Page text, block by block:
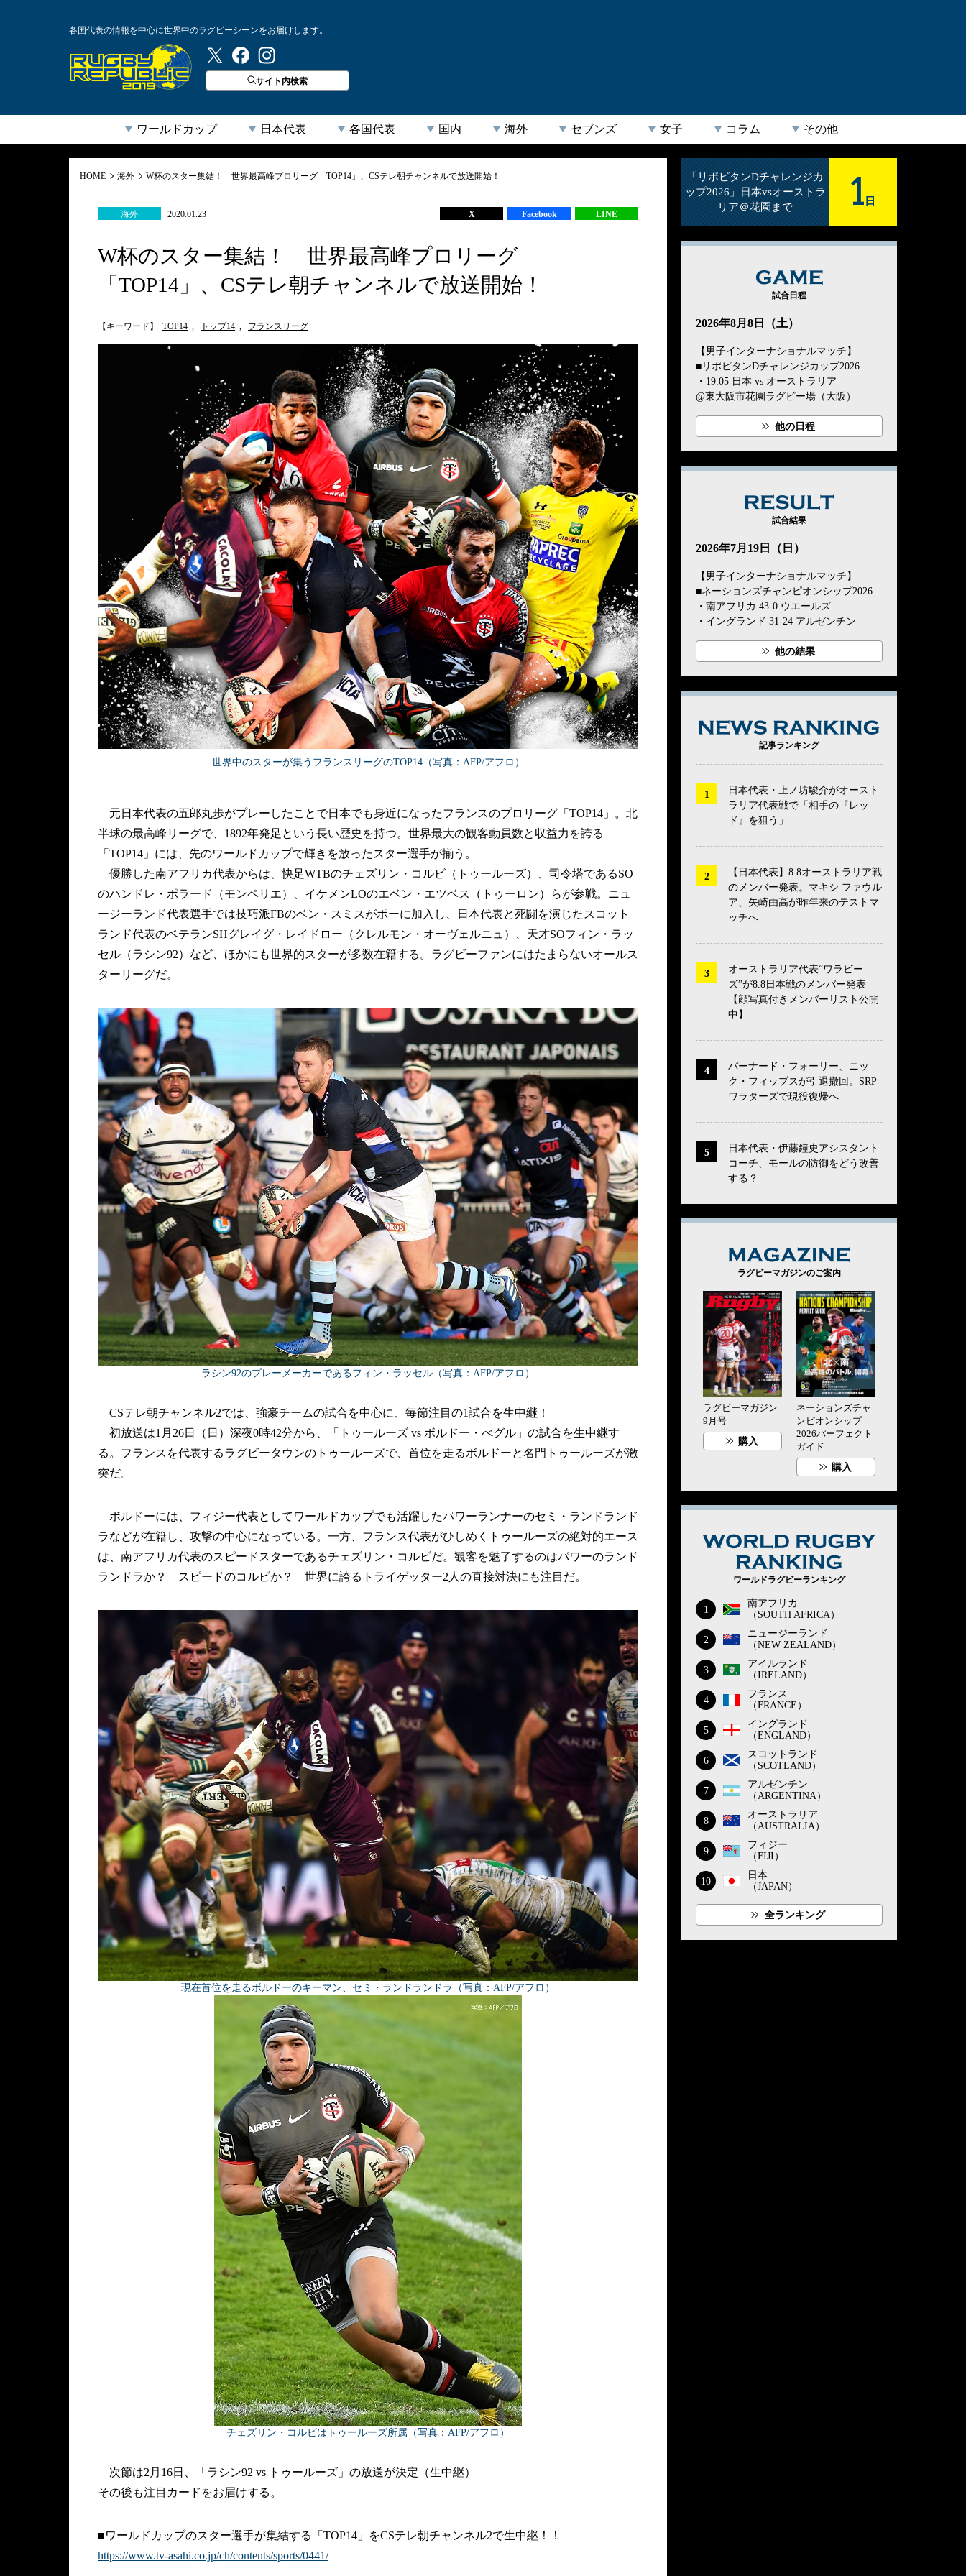
各国代表の情報を中心に世界中のラグビーシーンをお届けします。
ラグビーリパブリック
サイト内検索
ワールドカップ 日本代表 各国代表 国内 海外 セブンズ 女子 コラム その他
HOME 海外 W杯のスター集結！ 世界最高峰プロリーグ「TOP14」、CSテレ朝チャンネルで放送開始！
海外 2020.01.23 X Facebook LINE
W杯のスター集結！ 世界最高峰プロリーグ
「TOP14」、CSテレ朝チャンネルで放送開始！
【キーワード】 TOP14 , トップ14 , フランスリーグ
世界中のスターが集うフランスリーグのTOP14（写真：AFP/アフロ）
元日本代表の五郎丸歩がプレーしたことで日本でも身近になったフランスのプロリーグ「TOP14」。北
半球の最高峰リーグで、1892年発足という長い歴史を持つ。世界最大の観客動員数と収益力を誇る
「TOP14」には、先のワールドカップで輝きを放ったスター選手が揃う。
優勝した南アフリカ代表からは、快足WTBのチェズリン・コルビ（トゥールーズ）、司令塔であるSO
のハンドレ・ポラード（モンペリエ）、イケメンLOのエベン・エツベス（トゥーロン）らが参戦。ニュ
ージーランド代表選手では技巧派FBのベン・スミスがポーに加入し、日本代表と死闘を演じたスコット
ランド代表のベテランSHグレイグ・レイドロー（クレルモン・オーヴェルニュ）、天才SOフィン・ラッ
セル（ラシン92）など、ほかにも世界的スターが多数在籍する。ラグビーファンにはたまらないオールス
ターリーグだ。
ラシン92のプレーメーカーであるフィン・ラッセル（写真：AFP/アフロ）
CSテレ朝チャンネル2では、強豪チームの試合を中心に、毎節注目の1試合を生中継！
初放送は1月26日（日）深夜0時42分から、「トゥールーズ vs ボルドー・べグル」の試合を生中継す
る。フランスを代表するラグビータウンのトゥールーズで、首位を走るボルドーと名門トゥールーズが激
突だ。
ボルドーには、フィジー代表としてワールドカップでも活躍したパワーランナーのセミ・ランドランド
ラなどが在籍し、攻撃の中心になっている。一方、フランス代表がひしめくトゥールーズの絶対的エース
は、南アフリカ代表のスピードスターであるチェズリン・コルビだ。観客を魅了するのはパワーのランド
ランドラか？ スピードのコルビか？ 世界に誇るトライゲッター2人の直接対決にも注目だ。
現在首位を走るボルドーのキーマン、セミ・ランドランドラ（写真：AFP/アフロ）
チェズリン・コルビはトゥールーズ所属（写真：AFP/アフロ）
次節は2月16日、「ラシン92 vs トゥールーズ」の放送が決定（生中継）
その後も注目カードをお届けする。
■ワールドカップのスター選手が集結する「TOP14」をCSテレ朝チャンネル2で生中継！！
https://www.tv-asahi.co.jp/ch/contents/sports/0441/
「リポビタンDチャレンジカ
ップ2026」日本vsオーストラ
リア＠花園まで
1 日
GAME
試合日程
2026年8月8日（土）
【男子インターナショナルマッチ】
■リポビタンDチャレンジカップ2026
・19:05 日本 vs オーストラリア
@東大阪市花園ラグビー場（大阪）
他の日程
試合結果
2026年7月19日（日）
【男子インターナショナルマッチ】
■ネーションズチャンピオンシップ2026
・南アフリカ 43-0 ウエールズ
・イングランド 31-24 アルゼンチン
他の結果
記事ランキング
日本代表・上ノ坊駿介がオースト
ラリア代表戦で「相手の『レッ
ド』を狙う」
【日本代表】8.8オーストラリア戦
のメンバー発表。マキシ ファウル
ア、矢崎由高が昨年来のテストマ
ッチへ
オーストラリア代表“ワラビー
ズ”が8.8日本戦のメンバー発表
【顔写真付きメンバーリスト公開
中】
バーナード・フォーリー、ニッ
ク・フィップスが引退撤回。SRP
ワラターズで現役復帰へ
日本代表・伊藤鐘史アシスタント
コーチ、モールの防御をどう改善
する？
ラグビーマガジンのご案内
ラグビーマガジン
9月号
購入
ネーションズチャ
ンピオンシップ
2026パーフェクト
ガイド
購入
ワールドラグビーランキング
1
南アフリカ
（SOUTH AFRICA）
2
ニュージーランド
（NEW ZEALAND）
3
アイルランド
（IRELAND）
4
フランス
（FRANCE）
5
イングランド
（ENGLAND）
6
スコットランド
（SCOTLAND）
7
アルゼンチン
（ARGENTINA）
8
オーストラリア
（AUSTRALIA）
9
フィジー
（FIJI）
10
日本
（JAPAN）
全ランキング